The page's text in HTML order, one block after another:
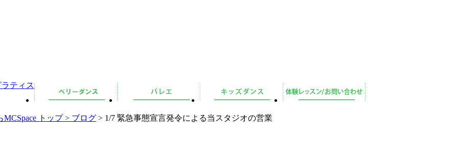
トップ > ブログ > 1/7 緊急事態宣言発令による当スタジオの営業